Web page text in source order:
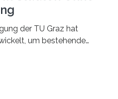
der TU Graz hat
um bestehende
Weise